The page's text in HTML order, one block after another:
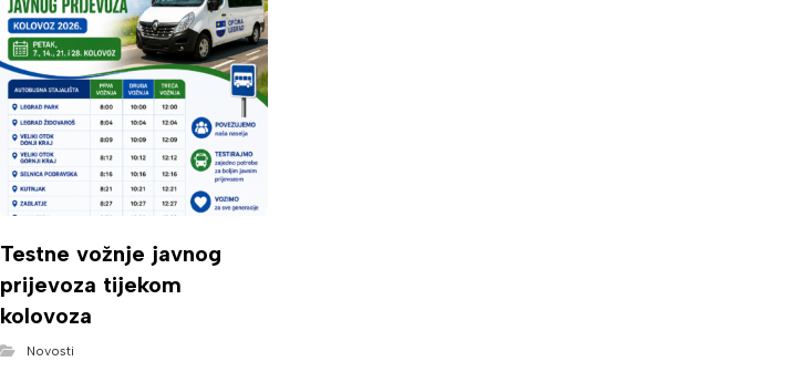
Testne vožnje javnog
prijevoza tijekom
kolovoza
Novosti